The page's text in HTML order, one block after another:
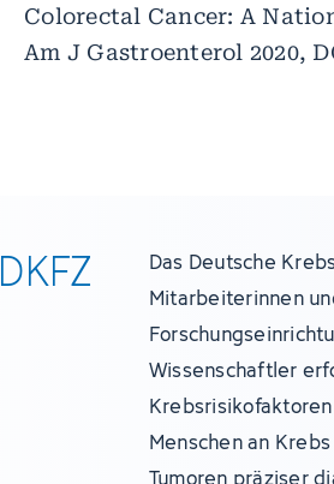
Colorectal Cancer: A
Am J Gastroenterol 2020,
DKFZ
Das Deutsche
Mitarbeiterinnen
Wissenschaftler
Menschen an